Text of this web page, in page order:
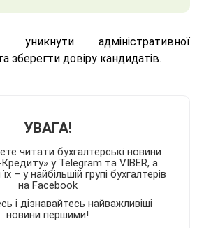
адміністративної
зберегти довіру кандидатів.
УВАГА!
читати бухгалтерські новини
у Telegram та VIBER, а
– у найбільшій групі бухгалтерів
на Facebook
і дізнавайтесь найважливіші
новини першими!